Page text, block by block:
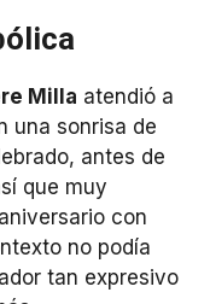
Milla atendió a
una sonrisa de
antes de
que muy
con
no podía
tan expresivo